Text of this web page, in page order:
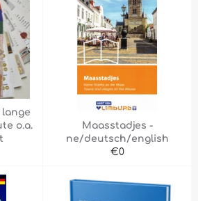
lange
o.a.
Maasstadjes -
ne/deutsch/english
Normale
€0